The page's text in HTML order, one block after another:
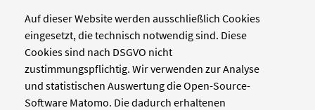
Auf dieser Website werden ausschließlich Cookies
eingesetzt, die technisch notwendig sind. Diese
Cookies sind nach DSGVO nicht
zustimmungspflichtig. Wir verwenden zur Analyse
und statistischen Auswertung die Open-Source-
Software Matomo. Die dadurch erhaltenen
Verlag
Zellwerk GmbH & Co KG
Pinienstraße 2
40233 Düsseldorf